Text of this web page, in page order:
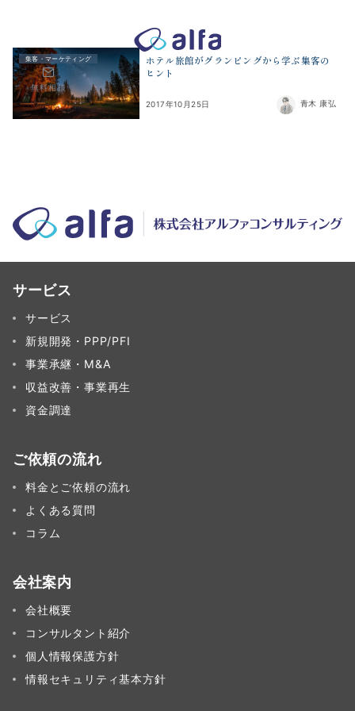
無料相談
株式会社アルファコンサルティング｜ホテル・旅館・観光業の事
集客・マーケティング
ホテル旅館がグランピングから学ぶ集客の
ヒント
2017年10月25日 青木 康弘
サービス
サービス
新規開発・PPP/PFI
事業承継・M&A
収益改善・事業再生
資金調達
ご依頼の流れ
料金とご依頼の流れ
よくある質問
コラム
会社案内
会社概要
コンサルタント紹介
個人情報保護方針
情報セキュリティ基本方針